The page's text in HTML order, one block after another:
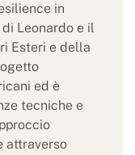
in
Leonardo e il
Esteri e della
ed è
tecniche e
attraverso